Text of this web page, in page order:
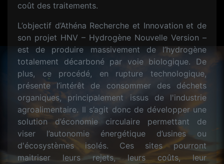
coût des traitements.
L’objectif d’Athéna Recherche et Innovation et de
son projet HNV – Hydrogène Nouvelle Version –
est de produire massivement de l’hydrogène
totalement décarboné par voie biologique. De
plus, ce procédé, en rupture technologique,
présente l’intérêt de consommer des déchets
organiques, principalement issus de l'industrie
agroalimentaire. Il s’agit donc de développer une
solution d’économie circulaire permettant de
viser l’autonomie énergétique d’usines ou
d'écosystèmes isolés. Ces sites pourront
maitriser leurs rejets, leurs coûts, leur